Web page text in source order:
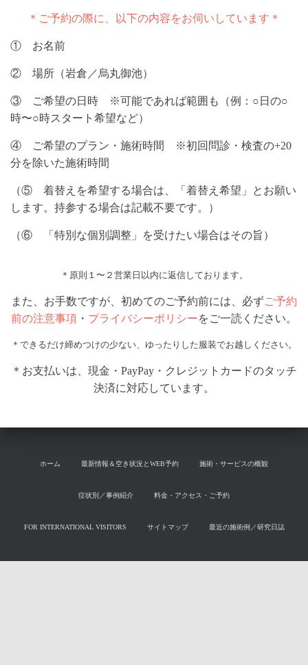
＊ご予約の際に、以下の内容をお伺いしています＊
① お名前
② 場所（岩倉／烏丸御池）
③ ご希望の日時 ※可能であれば範囲も（例：○日の○
時〜○時スタート希望など）
④ ご希望のプラン・施術時間 ※初回問診・検査の+20
分を除いた施術時間
（⑤ 着替えを希望する場合は、「着替え希望」とお願い
します。持参する場合は記載不要です。）
（⑥ 「特別な個別調整」を受けたい場合はその旨）
＊原則１〜２営業日以内に返信しております。
また、お手数ですが、初めてのご予約前には、必ずご予約
前の注意事項 ・ プライバシーポリシーをご一読ください。
＊できるだけ締めつけの少ない、ゆったりした服装でお越しください。
＊お支払いは、現金・PayPay・クレジットカードのタッチ
決済に対応しています。
ホーム 最新情報＆空き状況とWEB予約 施術・サービスの概観
症状別／事例紹介 料金・アクセス・ご予約
FOR INTERNATIONAL VISITORS サイトマップ 最近の施術例／研究日誌